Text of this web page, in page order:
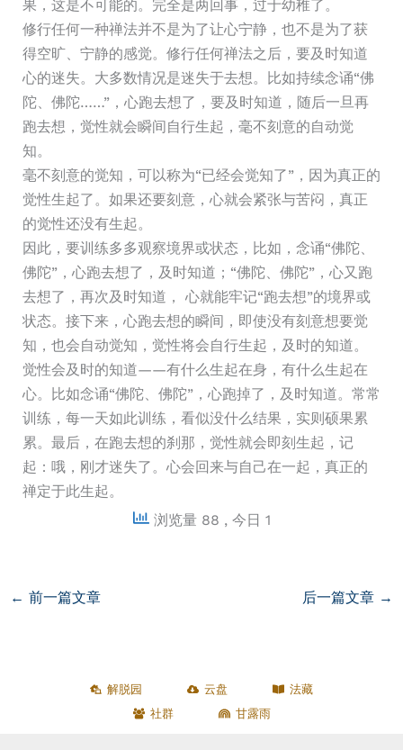
果，这是不可能的。完全是两回事，过于幼稚了。
修行任何一种禅法并不是为了让心宁静，也不是为了获
得空旷、宁静的感觉。修行任何禅法之后，要及时知道
心的迷失。大多数情况是迷失于去想。比如持续念诵“佛
陀、佛陀……”，心跑去想了，要及时知道，随后一旦再
跑去想，觉性就会瞬间自行生起，毫不刻意的自动觉
知。
毫不刻意的觉知，可以称为“已经会觉知了”，因为真正的
觉性生起了。如果还要刻意，心就会紧张与苦闷，真正
的觉性还没有生起。
因此，要训练多多观察境界或状态，比如，念诵“佛陀、
佛陀”，心跑去想了，及时知道；“佛陀、佛陀”，心又跑
去想了，再次及时知道， 心就能牢记“跑去想”的境界或
状态。接下来，心跑去想的瞬间，即使没有刻意想要觉
知，也会自动觉知，觉性将会自行生起，及时的知道。
觉性会及时的知道——有什么生起在身，有什么生起在
心。比如念诵“佛陀、佛陀”，心跑掉了，及时知道。常常
训练，每一天如此训练，看似没什么结果，实则硕果累
累。最后，在跑去想的刹那，觉性就会即刻生起，记
起：哦，刚才迷失了。心会回来与自己在一起，真正的
禅定于此生起。
浏览量 88 , 今日 1
← 前一篇文章 后一篇文章 →
解脱园 云盘
法藏
社群
甘露雨